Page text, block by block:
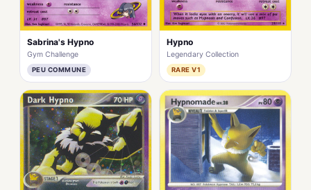
Sabrina's Hypno
Gym Challenge
PEU COMMUNE
Hypno
Legendary Collection
RARE V1